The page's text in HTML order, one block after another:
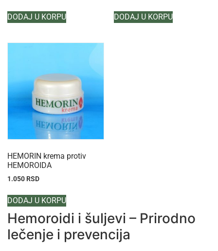
DODAJ U KORPU DODAJ U KORPU
HEMORIN krema protiv
HEMOROIDA
1.050 RSD
DODAJ U KORPU
Hemoroidi i šuljevi – Prirodno
lečenje i prevencija